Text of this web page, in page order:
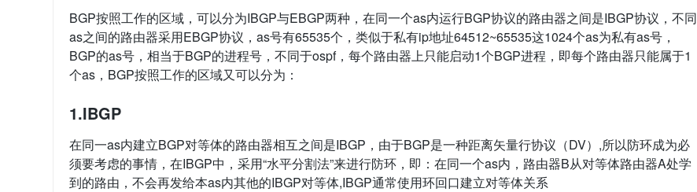
BGP按照工作的区域，可以分为IBGP与EBGP两种，在同一个as内运行BGP协议的路由器之间是IBGP协议，不同
as之间的路由器采用EBGP协议，as号有65535个，类似于私有ip地址64512~65535这1024个as为私有as号，
BGP的as号，相当于BGP的进程号，不同于ospf，每个路由器上只能启动1个BGP进程，即每个路由器只能属于1
个as，BGP按照工作的区域又可以分为：
1.IBGP
在同一as内建立BGP对等体的路由器相互之间是IBGP，由于BGP是一种距离矢量行协议（DV）,所以防环成为必
须要考虑的事情，在IBGP中，采用“水平分割法”来进行防环，即：在同一个as内，路由器B从对等体路由器A处学
到的路由，不会再发给本as内其他的IBGP对等体,IBGP通常使用环回口建立对等体关系